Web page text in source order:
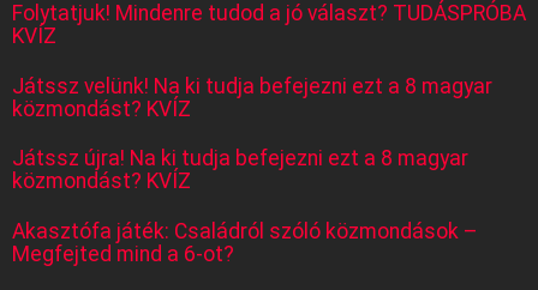
Folytatjuk! Mindenre tudod a jó választ? TUDÁSPRÓBA
KVÍZ
Játssz velünk! Na ki tudja befejezni ezt a 8 magyar
közmondást? KVÍZ
Játssz újra! Na ki tudja befejezni ezt a 8 magyar
közmondást? KVÍZ
Akasztófa játék: Családról szóló közmondások –
Megfejted mind a 6-ot?